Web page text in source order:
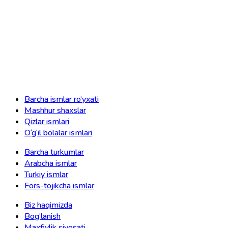
Barcha ismlar ro‘yxati
Mashhur shaxslar
Qizlar ismlari
O‘g‘il bolalar ismlari
Barcha turkumlar
Arabcha ismlar
Turkiy ismlar
Fors-tojikcha ismlar
Biz haqimizda
Bog‘lanish